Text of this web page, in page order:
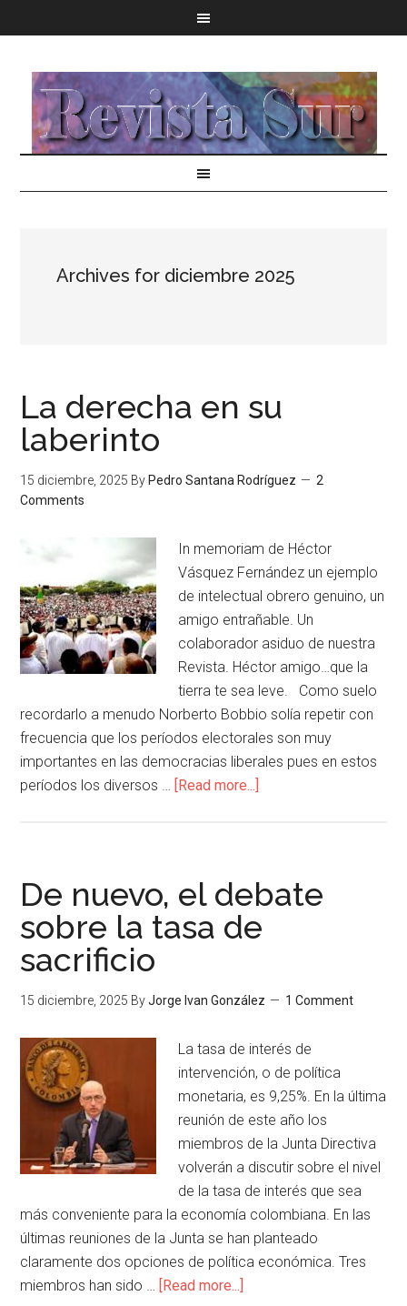
Archives for diciembre 2025
La derecha en su
laberinto
15 diciembre, 2025 By Pedro Santana Rodríguez
2
Comments
In memoriam de Héctor
Vásquez Fernández un ejemplo
de intelectual obrero genuino, un
amigo entrañable. Un
colaborador asiduo de nuestra
Revista. Héctor amigo…que la
tierra te sea leve. Como suelo
recordarlo a menudo Norberto Bobbio solía repetir con
frecuencia que los períodos electorales son muy
importantes en las democracias liberales pues en estos
períodos los diversos … [Read more...]
De nuevo, el debate
sobre la tasa de
sacrificio
15 diciembre, 2025 ByJorge Ivan González 1 Comment
La tasa de interés de
intervención, o de política
monetaria, es 9,25%. En la última
reunión de este año los
miembros de la Junta Directiva
volverán a discutir sobre el nivel
de la tasa de interés que sea
más conveniente para la economía colombiana. En las
últimas reuniones de la Junta se han planteado
claramente dos opciones de política económica. Tres
miembros han sido … [Read more...]